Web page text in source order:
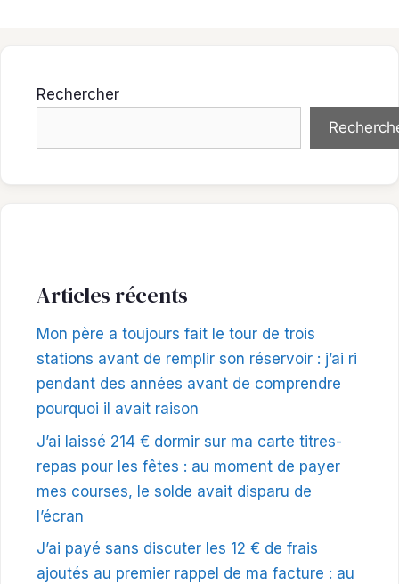
Rechercher
Articles récents
Mon père a toujours fait le tour de trois
stations avant de remplir son réservoir : j’ai ri
pendant des années avant de comprendre
pourquoi il avait raison
J’ai laissé 214 € dormir sur ma carte titres-
repas pour les fêtes : au moment de payer
mes courses, le solde avait disparu de
l’écran
J’ai payé sans discuter les 12 € de frais
ajoutés au premier rappel de ma facture : au